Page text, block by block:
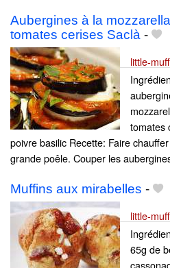
Aubergines à la
tomates cerises Saclà -
little-
tomates
poivre basilic Recette: Faire chauffer
grande poêle. Couper les
Muffins aux mirabelles -
little-
65g de